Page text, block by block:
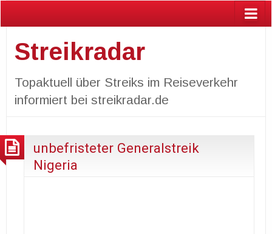
Streikradar
Topaktuell über Streiks im Reiseverkehr
informiert bei streikradar.de
unbefristeter Generalstreik
Nigeria